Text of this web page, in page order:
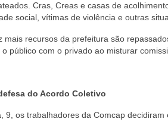
Cras, Creas e casas de
social, vítimas de violência e outras
mais recursos da prefeitura são
público com o privado ao misturar
do Acordo Coletivo
9, os trabalhadores da Comcap